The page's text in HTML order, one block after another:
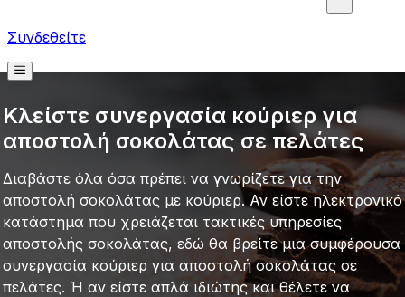
Συνδεθείτε
Κλείστε συνεργασία κούριερ για
αποστολή σοκολάτας σε πελάτες
Διαβάστε όλα όσα πρέπει να γνωρίζετε για την
αποστολή σοκολάτας με κούριερ. Αν είστε ηλεκτρονικό
κατάστημα που χρειάζεται τακτικές υπηρεσίες
αποστολής σοκολάτας, εδώ θα βρείτε μια συμφέρουσα
συνεργασία κούριερ για αποστολή σοκολάτας σε
πελάτες. Ή αν είστε απλά ιδιώτης και θέλετε να